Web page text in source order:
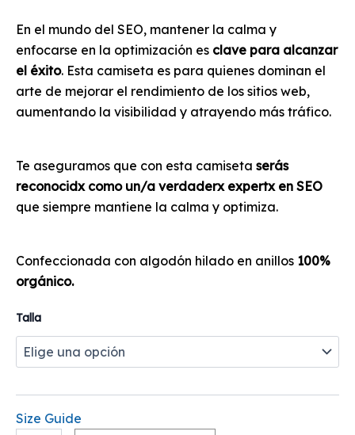
En el mundo del SEO, mantener la calma y
enfocarse en la optimización es clave para alcanzar
el éxito. Esta camiseta es para quienes dominan el
arte de mejorar el rendimiento de los sitios web,
aumentando la visibilidad y atrayendo más tráfico.
Te aseguramos que con esta camiseta serás
reconocidx como un/a verdaderx expertx en SEO
que siempre mantiene la calma y optimiza.
Confeccionada con algodón hilado en anillos 100%
orgánico.
Talla
Size Guide